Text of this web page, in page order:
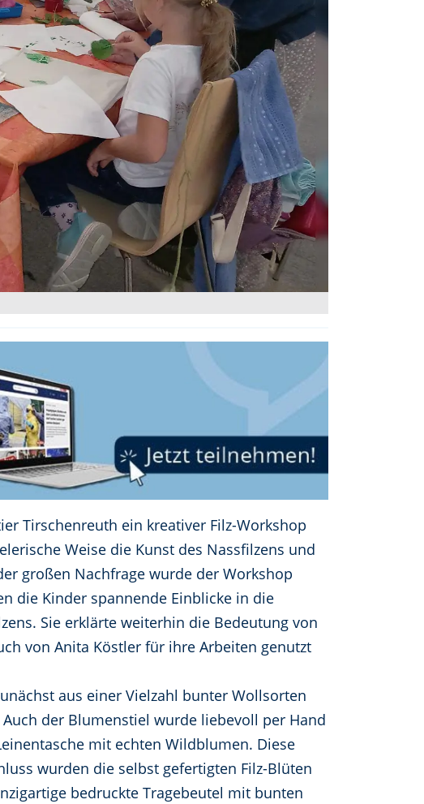
Tirschenreuth ein kreativer Filz-Workshop
Weise die Kunst des Nassfilzens und
großen Nachfrage wurde der Workshop
die Kinder spannende Einblicke in die
Sie erklärte weiterhin die Bedeutung von
von Anita Köstler für ihre Arbeiten genutzt
aus einer Vielzahl bunter Wollsorten
der Blumenstiel wurde liebevoll per Hand
mit echten Wildblumen. Diese
wurden die selbst gefertigten Filz-Blüten
bedruckte Tragebeutel mit bunten